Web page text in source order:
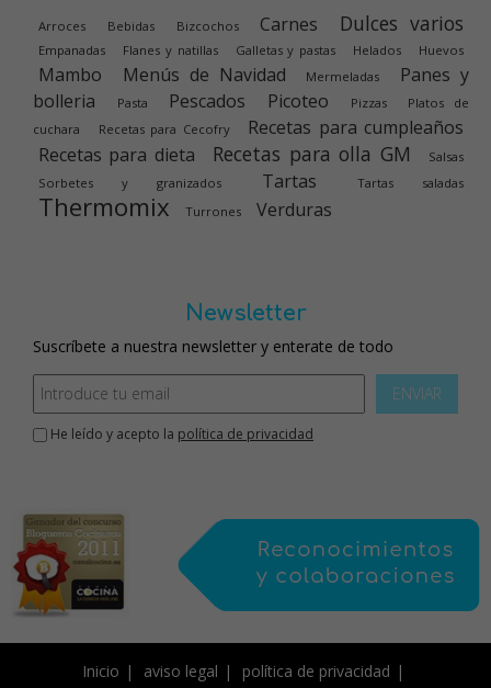
Arroces Bebidas Bizcochos Carnes Dulces varios
Empanadas Flanes y natillas Galletas y pastas Helados Huevos
Mambo Menús de Navidad Mermeladas
Panes y
bolleria
Pasta Pescados Picoteo Pizzas
Platos de
cuchara
Recetas para Cecofry
Recetas para cumpleaños
Recetas para dieta
Recetas para olla GM
Salsas
Sorbetes y granizados
Tartas Tartas saladas
Thermomix Turrones Verduras
Newsletter
Suscríbete a nuestra newsletter y enterate de todo
ENVIAR
He leído y acepto la política de privacidad
Inicio aviso legal
política de privacidad